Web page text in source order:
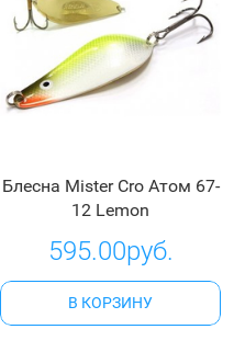
Блесна Mister Cro Атом 67-
12 Lemon
595.00руб.
В КОРЗИНУ